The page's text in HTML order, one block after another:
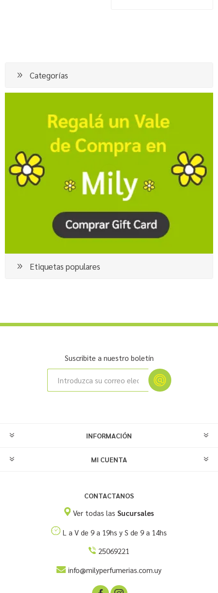
Categorías
Etiquetas populares
Suscribite a nuestro boletín
INFORMACIÓN
MI CUENTA
CONTACTANOS
Ver todas las Sucursales
L a V de 9 a 19hs y S de 9 a 14hs
25069221
info@milyperfumerias.com.uy